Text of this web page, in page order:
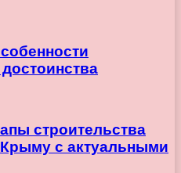
строительства
с актуальными